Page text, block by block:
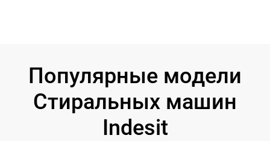
Популярные модели
Стиральных машин
Indesit